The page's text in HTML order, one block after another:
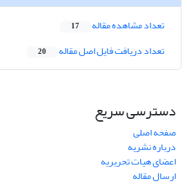
تعداد مشاهده مقاله 17
تعداد دریافت فایل اصل مقاله 20
دسترسی سریع
صفحه اصلی
درباره نشریه
اعضای هیات تحریریه
ارسال مقاله